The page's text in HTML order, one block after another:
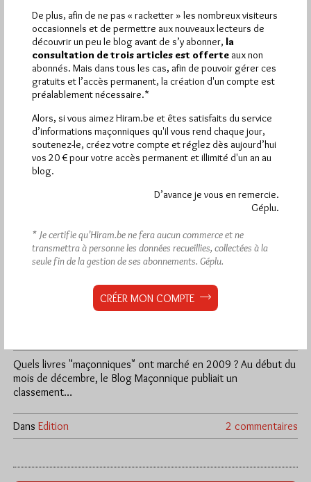
Faut-il acheter une Kindle pour lire
des ouvrages maçonniques?
Par Jiri Pragman
Lundi 17/10/11
La liseuse Kindle d'Amazon est un très bel outil de lecture et,
DansEdition 1 commentaire
Livres maçonniques : les succès de
l’année 2009
Quels livres "maçonniques" ont marché en 2009 ? Au début du
mois de décembre, le Blog Maçonnique publiait un
classement…
Dans Edition 2 commentaires
De plus, afin de ne pas « racketter » les nombreux visiteurs
occasionnels et de permettre aux nouveaux lecteurs de
découvrir un peu le blog avant de s’y abonner, la
consultation de trois articles est offerte aux non
abonnés. Mais dans tous les cas, afin de pouvoir gérer ces
gratuits et l’accès permanent, la création d'un compte est
préalablement nécessaire.*
Alors, si vous aimez Hiram.be et êtes satisfaits du service
d’informations maçonniques qu'il vous rend chaque jour,
soutenez-le, créez votre compte et réglez dès aujourd’hui
vos 20 € pour votre accès permanent et illimité d'un an au
blog.
D’avance je vous en remercie.
Géplu.
* Je certifie qu’Hiram.be ne fera aucun commerce et ne
transmettra à personne les données recueillies, collectées à la
seule fin de la gestion de ses abonnements. Géplu.
CRÉER MON COMPTE